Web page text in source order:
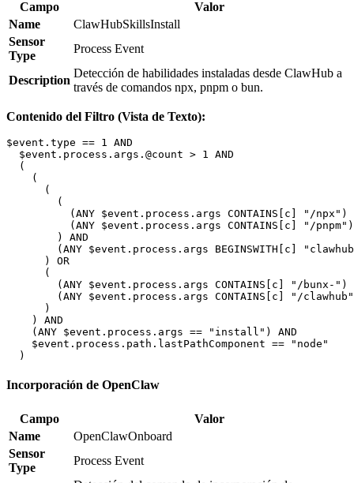
Campo
Valor
Name
ClawHubSkillsInstall
Sensor
Type
Process Event
Description
Detección de habilidades instaladas desde ClawHub a
través de comandos npx, pnpm o bun.
Contenido del Filtro (Vista de Texto):
$event.type == 1 AND
  $event.process.args.@count > 1 AND
  (
    (
      (
        (
(ANY $event.process.args CONTAINS[c] "/npx")
          (ANY $event.process.args CONTAINS[c] "/pnpm")
        ) AND
(ANY $event.process.args BEGINSWITH[c]
      ) OR
      (
(ANY $event.process.args CONTAINS[c] "/bunx-")
(ANY $event.process.args CONTAINS[c] "/
      )
    ) AND
    (ANY $event.process.args == "install") AND
    $event.process.path.lastPathComponent == "node"
Incorporación de OpenClaw
Campo
Valor
Name
OpenClawOnboard
Sensor
Type
Process Event